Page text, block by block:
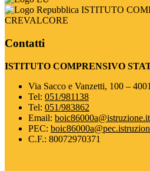
ISTITUTO
CREVALCORE
Contatti
ISTITUTO COMPRENSIVO
Via Sacco e Vanzetti, 100 –
Tel: 051/981138
Tel: 051/983862
Email: boic86000a@istruzione.it
PEC:
C.F.: 80072970371